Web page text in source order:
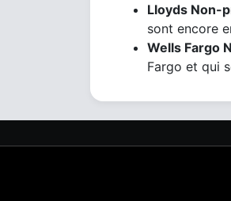
Lloyds Non-
sont encore
Wells Fargo
Fargo et qui